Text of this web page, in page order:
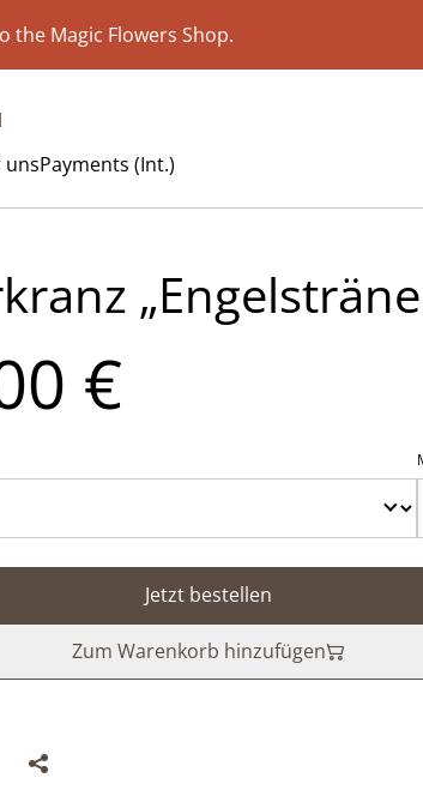
the Magic Flowers Shop.
unsPayments (Int.)
€
Jetzt bestellen
Zum Warenkorb hinzufügen